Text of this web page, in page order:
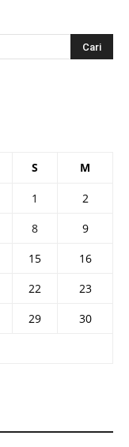
S M
1
2
8
9
15
16
22
23
29
30